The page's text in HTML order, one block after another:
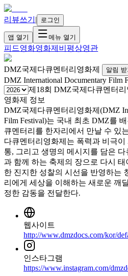
리뷰쓰기 | 로그인
앱 열기 메뉴 열기
피드영화영화제 비평상영관
DMZ국제다큐멘터리영화제 알림 받
DMZ International Documentary Film
제18회 DMZ국제다큐멘터리
영화제 정보
DMZ국제다큐멘터리영화제(DMZ
Film Festival)는 국내 최초 DMZ를
큐멘터리를 한자리에서 만날 수 있
다큐멘터리영화제는 폭력과 비극
통, 그리고 생명의 메시지를 담은
과 함께 하는 축제의 장으로 다시
한 진지한 성찰의 시선을 반영하는
리에게 세상을 이해하는 새로운 깨
정한 감동을 전달한다.
웹사이트
http://www.dmzdocs.com/kor/
인스타그램
https://www.instagram.com/